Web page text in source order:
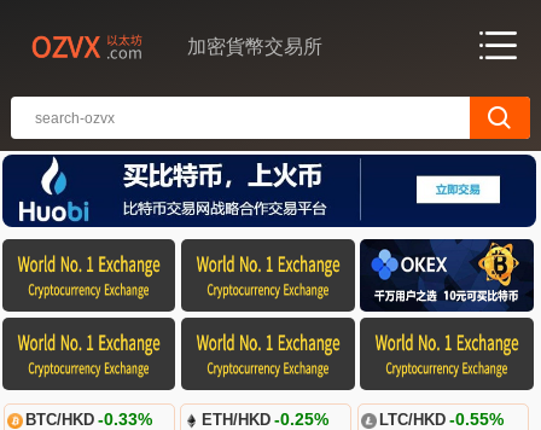
加密貨幣交易所
BTC/HKD -0.33% ETH/HKD -0.25% LTC/HKD -0.55%